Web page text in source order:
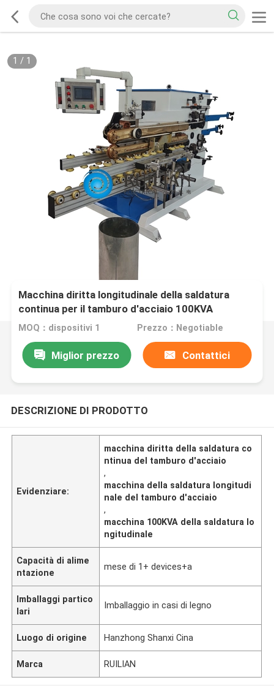
1 / 1
Macchina diritta longitudinale della saldatura
continua per il tamburo d'acciaio 100KVA
MOQ：dispositivi 1 Prezzo：Negotiable
Miglior prezzo Contattici
DESCRIZIONE DI PRODOTTO
Evidenziare:
macchina diritta della saldatura co
ntinua del tamburo d'acciaio
,
macchina della saldatura longitudi
nale del tamburo d'acciaio
,
macchina 100KVA della saldatura lo
ngitudinale
Capacità di alime
ntazione
mese di 1+ devices+a
Imballaggi partico
lari
Imballaggio in casi di legno
Luogo di origine Hanzhong Shanxi Cina
Marca RUILIAN